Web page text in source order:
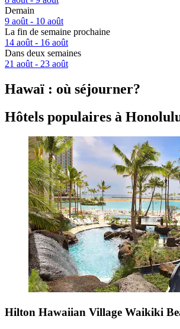
Demain
9 août - 10 août
La fin de semaine prochaine
14 août - 16 août
Dans deux semaines
21 août - 23 août
Hawaï : où séjourner?
Hôtels populaires à
Hilton Hawaiian Village Waikiki